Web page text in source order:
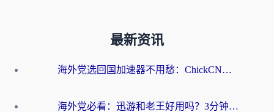
最新资讯
海外党选回国加速器不用愁：ChickCN和洞见哪个好？一篇搞定所有疑问
海外党必看：迅游和老王好用吗？3分钟选对加速国内网络的加速器